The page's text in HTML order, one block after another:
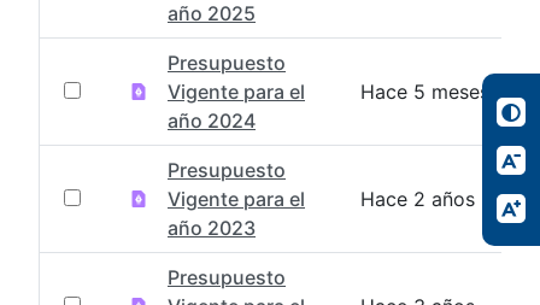
año 2025
Presupuesto
Vigente para el
año 2024
Hace 5 meses
Presupuesto
Vigente para el
año 2023
Hace 2 años
Presupuesto